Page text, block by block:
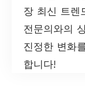
장 최신 트렌
전문의와의
진정한 변화
합니다!